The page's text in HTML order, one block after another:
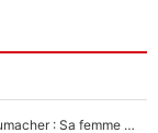
Nouvelle rumeur autour de la santé de Michael Schumacher : Sa femme Corinna sort du silence